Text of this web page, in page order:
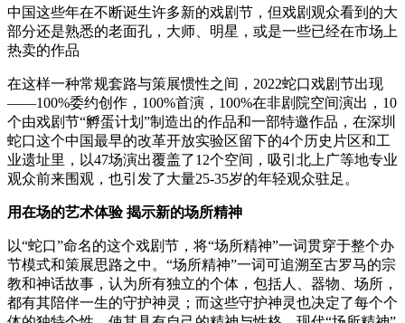
中国这些年在不断诞生许多新的戏剧节，但戏剧观众看到的大
部分还是熟悉的老面孔，大师、明星，或是一些已经在市场上
热卖的作品
在这样一种常规套路与策展惯性之间，2022蛇口戏剧节出现
——100%委约创作，100%首演，100%在非剧院空间演出，10
个由戏剧节“孵蛋计划”制造出的作品和一部特邀作品，在深圳
蛇口这个中国最早的改革开放实验区留下的4个历史片区和工
业遗址里，以47场演出覆盖了12个空间，吸引北上广等地专业
观众前来围观，也引发了大量25-35岁的年轻观众驻足。
用在场的艺术体验 揭示新的场所精神
以“蛇口”命名的这个戏剧节，将“场所精神”一词贯穿于整个办
节模式和策展思路之中。“场所精神”一词可追溯至古罗马的宗
教和神话故事，认为所有独立的个体，包括人、器物、场所，
都有其陪伴一生的守护神灵；而这些守护神灵也决定了每个个